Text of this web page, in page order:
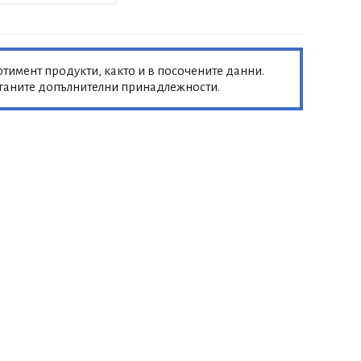
продукти, както и в посочените данни.
допълнителни принадлежности.